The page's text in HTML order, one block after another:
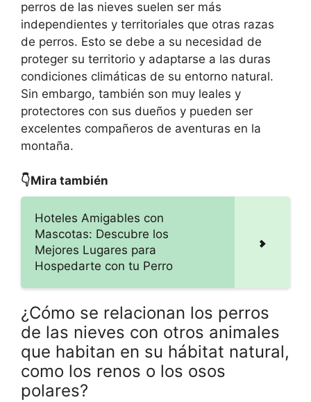
perros de las nieves suelen ser más
independientes y territoriales que otras razas
de perros. Esto se debe a su necesidad de
proteger su territorio y adaptarse a las duras
condiciones climáticas de su entorno natural.
Sin embargo, también son muy leales y
protectores con sus dueños y pueden ser
excelentes compañeros de aventuras en la
montaña.
👇Mira también
Hoteles Amigables con
Mascotas: Descubre los
Mejores Lugares para
Hospedarte con tu Perro
¿Cómo se relacionan los perros
de las nieves con otros animales
que habitan en su hábitat natural,
como los renos o los osos
polares?